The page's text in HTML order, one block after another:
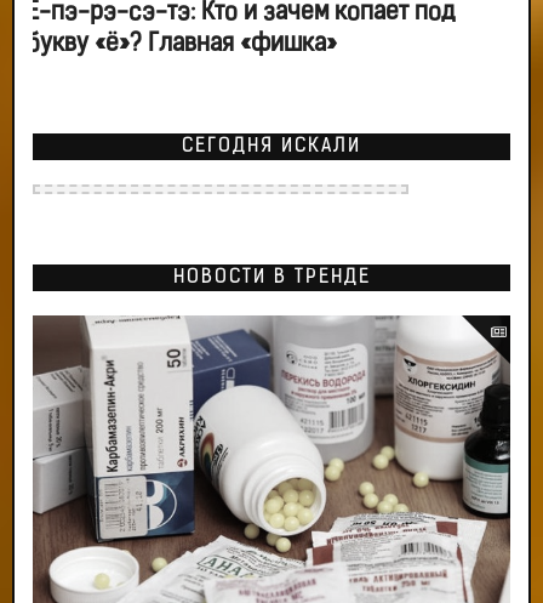
Ё-пэ-рэ-сэ-тэ: Кто и зачем копает под
букву «ё»? Главная «фишка»
СЕГОДНЯ ИСКАЛИ
НОВОСТИ В ТРЕНДЕ